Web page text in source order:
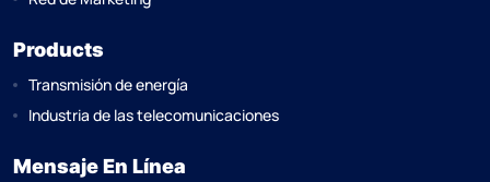
Products
Transmisión de energía
Industria de las telecomunicaciones
Mensaje En Línea